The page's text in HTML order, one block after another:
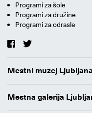
Programi za šole
Programi za družine
Programi za odrasle
Mestni muzej Ljubljana
Mestna galerija